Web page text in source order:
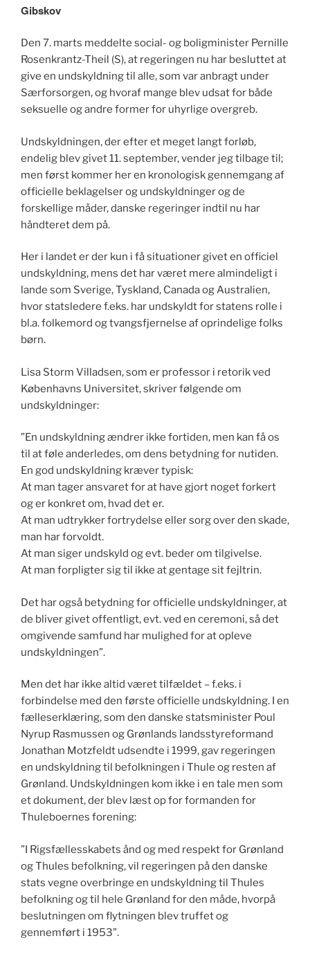
Gibskov
Den 7. marts meddelte social- og boligminister Pernille
Rosenkrantz-Theil (S), at regeringen nu har besluttet at
give en undskyldning til alle, som var anbragt under
Særforsorgen, og hvoraf mange blev udsat for både
seksuelle og andre former for uhyrlige overgreb.
Undskyldningen, der efter et meget langt forløb,
endelig blev givet 11. september, vender jeg tilbage til;
men først kommer her en kronologisk gennemgang af
officielle beklagelser og undskyldninger og de
forskellige måder, danske regeringer indtil nu har
håndteret dem på.
Her i landet er der kun i få situationer givet en officiel
undskyldning, mens det har været mere almindeligt i
lande som Sverige, Tyskland, Canada og Australien,
hvor statsledere f.eks. har undskyldt for statens rolle i
bl.a. folkemord og tvangsfjernelse af oprindelige folks
børn.
Lisa Storm Villadsen, som er professor i retorik ved
Københavns Universitet, skriver følgende om
undskyldninger:
”En undskyldning ændrer ikke fortiden, men kan få os
til at føle anderledes, om dens betydning for nutiden.
En god undskyldning kræver typisk:
At man tager ansvaret for at have gjort noget forkert
og er konkret om, hvad det er.
At man udtrykker fortrydelse eller sorg over den skade,
man har forvoldt.
At man siger undskyld og evt. beder om tilgivelse.
At man forpligter sig til ikke at gentage sit fejltrin.
Det har også betydning for officielle undskyldninger, at
de bliver givet offentligt, evt. ved en ceremoni, så det
omgivende samfund har mulighed for at opleve
undskyldningen”.
Men det har ikke altid været tilfældet – f.eks. i
forbindelse med den første officielle undskyldning. I en
fælleserklæring, som den danske statsminister Poul
Nyrup Rasmussen og Grønlands landsstyreformand
Jonathan Motzfeldt udsendte i 1999, gav regeringen
en undskyldning til befolkningen i Thule og resten af
Grønland. Undskyldningen kom ikke i en tale men som
et dokument, der blev læst op for formanden for
Thuleboernes forening:
”I Rigsfællesskabets ånd og med respekt for Grønland
og Thules befolkning, vil regeringen på den danske
stats vegne overbringe en undskyldning til Thules
befolkning og til hele Grønland for den måde, hvorpå
beslutningen om flytningen blev truffet og
gennemført i 1953”.